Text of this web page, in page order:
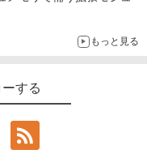
もっと見る
する